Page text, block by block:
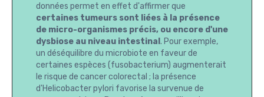
données permet en effet d'affirmer que
certaines tumeurs sont liées à la présence
de micro-organismes précis, ou encore d'une
dysbiose au niveau intestinal . Pour exemple,
un déséquilibre du microbiote en faveur de
certaines espèces (fusobacterium) augmenterait
le risque de cancer colorectal ; la présence
d'Helicobacter pylori favorise la survenue de